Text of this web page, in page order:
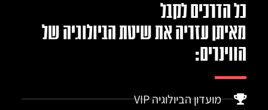
כל הדרכים לקבל
מאיתן עזריה את שיטת הביולוגיה של
הווינרים:
מועדון הביולוגיה VIP